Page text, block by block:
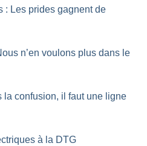
: Les prides gagnent de
n’en voulons plus dans le
la confusion, il faut une ligne
à la DTG